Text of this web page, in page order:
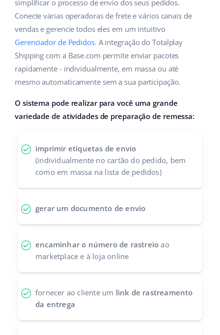
Gestão de Envios
Automação do fluxo de trabalho
Base Connect
IA para ecommerce
Base Analytics
Casa e jardim
Produtos infantis
Eletrônicos
Peças automotivas
Saúde e beleza
Ajuda
Academy
Blog
Auditoria de contas
Calculadora de benefícios
Colaboração e parcerias
english (US)
english (GB)
english (IN)
deutsch
Ελληνικά
español (AR)
español (MX)
Français
Italiano
português (BR)
中文
simplificar o processo de envio dos seus pedidos.
Conecte várias operadoras de frete e vários canais de
vendas e gerencie todos eles em um intuitivo
Gerenciador de Pedidos. A integração do Totalplay
Shipping com a Base.com permite enviar pacotes
rapidamente - individualmente, em massa ou até
mesmo automaticamente sem a sua participação.
O sistema pode realizar para você uma grande
variedade de atividades de preparação de remessa:
imprimir etiquetas de envio
(individualmente no cartão do pedido, bem
como em massa na lista de pedidos)
gerar um documento de envio
encaminhar o número de rastreio ao
marketplace e à loja online
fornecer ao cliente um link de rastreamento
da entrega